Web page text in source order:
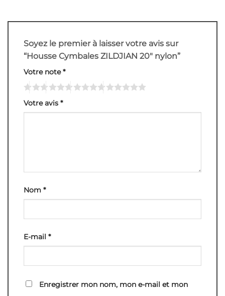
Soyez le premier à laisser votre avis sur
“Housse Cymbales ZILDJIAN 20″ nylon”
Votre note*
Votre avis *
Nom *
E-mail *
Enregistrer mon nom, mon e-mail et mon